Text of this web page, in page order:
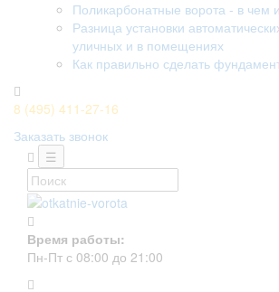
Поликарбонатные ворота - в чем
Разница установки
уличных и в помещениях
Как правильно сделать
8 (495) 411-27-16
Заказать звонок
☰
Время работы:
Пн-Пт с 08:00 до 21:00